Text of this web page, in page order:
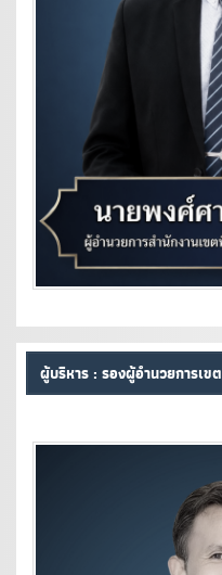
ผู้บริหาร : รองผู้อำนวยการเขต